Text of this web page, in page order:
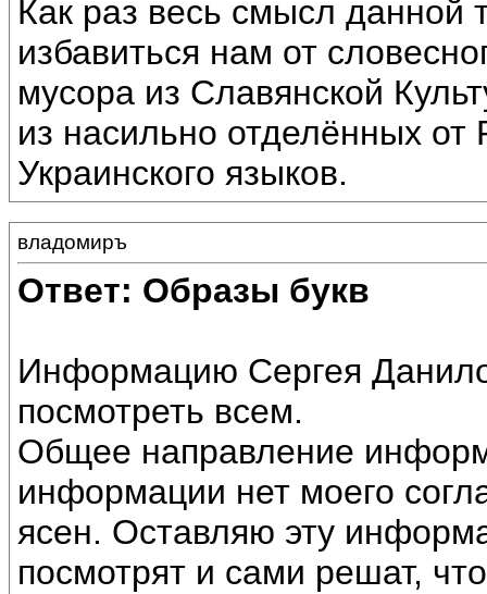
Как раз весь смысл
избавиться нам от
мусора из Славянской
из насильно отделённых от
Украинского языков.
владомиръ
Ответ: Образы букв
Информацию Сергея
посмотреть всем.
Общее направление
информации нет моего
ясен. Оставляю эту
посмотрят и сами решат,